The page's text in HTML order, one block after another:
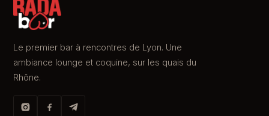
Le premier bar à rencontres de Lyon. Une
ambiance lounge et coquine, sur les quais du
Rhône.